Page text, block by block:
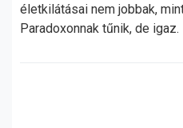
életkilátásai nem jobbak,
Paradoxonnak tűnik, de igaz.